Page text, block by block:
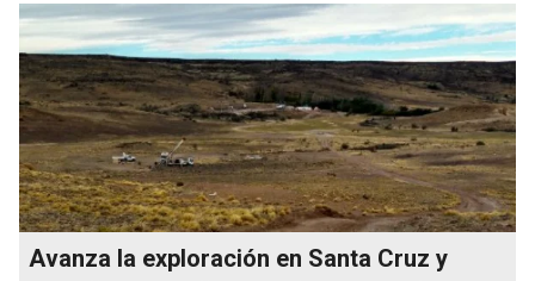
Avanza la exploración en Santa Cruz y